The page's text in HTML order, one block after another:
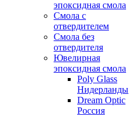
эпоксидная смола
Смола с
отвердителем
Смола без
отвердителя
Ювелирная
эпоксидная смола
Poly Glass
Нидерланды
Dream Optic
Россия